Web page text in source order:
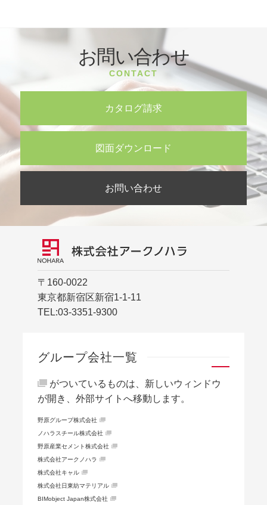
お問い合わせ
CONTACT
カタログ請求
図面ダウンロード
お問い合わせ
〒160-0022
東京都新宿区新宿1-1-11
TEL:03-3351-9300
グループ会社一覧
がついているものは、新しいウィンドウ
が開き、外部サイトへ移動します。
野原グループ株式会社
ノハラスチール株式会社
野原産業セメント株式会社
株式会社アークノハラ
株式会社キャル
株式会社日東紡マテリアル
BIMobject Japan株式会社